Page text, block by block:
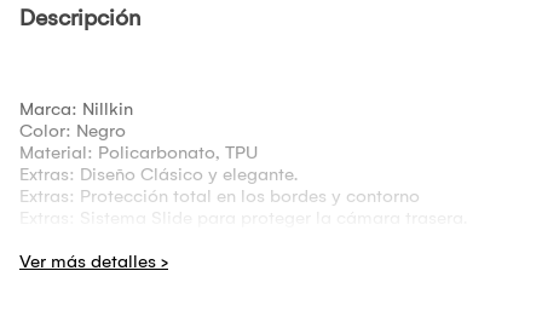
Descripción
Marca: Nillkin
Color: Negro
Material: Policarbonato, TPU
Extras: Diseño Clásico y elegante.
Extras: Protección total en los bordes y contorno
Extras: Sistema Slide para proteger la cámara trasera.